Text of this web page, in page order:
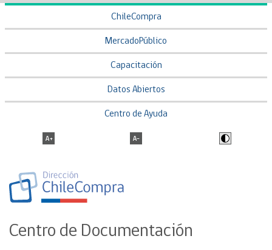
ChileCompra
MercadoPúblico
Capacitación
Datos Abiertos
Centro de Ayuda
Centro de Documentación